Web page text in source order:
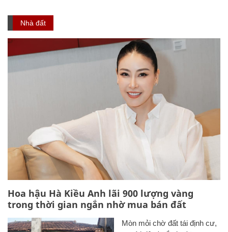
Nhà đất
Hoa hậu Hà Kiều Anh lãi 900 lượng vàng
trong thời gian ngắn nhờ mua bán đất
Mòn mỏi chờ đất tái định cư,